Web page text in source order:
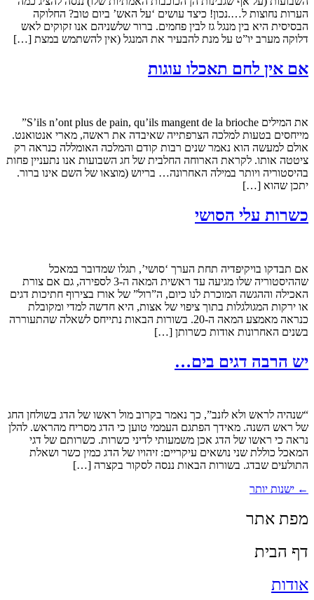
הערות נחוצות ל….נכון! כיצד עושים ‘על האש’ ביום טוב? החלוקה
הבסיסית היא בין מנגל גז לבין פחמים. ברור שלשניהם אנו זקוקים לאש
דלוקה מערב יו”ט על מנת להבעיר את המנגל (אין להשתמש במצת […]
אם אין לחם תאכלו עוגות
את המילים S’ils n’ont plus de pain, qu’ils mangent de la brioche”
מייחסים בטעות למלכה הצרפתייה שאיבדה את ראשה, מארי אנטואנט.
אולם למעשה הוא נאמר שנים רבות קודם והמלכה האומללה כנראה רק
ציטטה אותו. לקראת הארוחה החלבית של חג השבועות אנו נתעניין פחות
בהיסטוריה ויותר במילה האחרונה… בריוש (מוצאו של השם אינו ברור.
יתכן שהוא […]
כשרות עלי הסושי
אם תבדקו בויקיפדיה תחת הערך ‘סושי’, תגלו שמדובר במאכל
שההיסטוריה שלו מגיעה עד ראשית המאה ה-3 לספירה, גם אם צורת
האכילה וההגשה המוכרת לנו כיום, ה”רול” של אורז בצירוף חתיכות דגים
או ירקות המגולגלות בתוך ציפוי של אצות, היא חדשה למדי ומקובלת
כנראה מאמצע המאה ה-20. בשורות הבאות נתייחס לשאלה שהתעוררה
בשנים האחרונות אודות כשרותן […]
יש הרבה דגים בים…
“שנהיה לראש ולא לזנב”, כך נאמר בקרוב מול ראשו של הדג בשולחן החג
של ראש השנה. מאידך הפתגם העממי טוען כי הדג מסריח מהראש. להלן
נראה כי ראשו של הדג אכן משמעותי לדיני כשרות. כשרותם של דגי
המאכל כוללת שני נושאים עיקריים: זיהויו של הדג כמין כשר ושאלת
התולעים שבדג. בשורות הבאות ננסה לסקור בקצרה […]
← ישנות יותר
מפת אתר
דף הבית
אודות